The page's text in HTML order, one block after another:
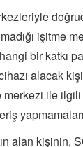
işitme
bir katkı
alacak
ile ilgili
alan kişinin,